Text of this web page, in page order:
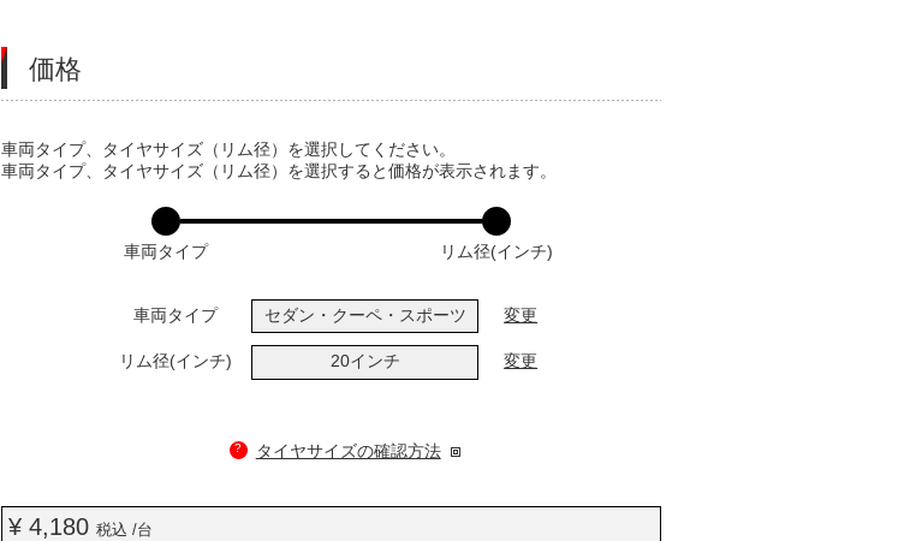
価格
VARIATIONS
車両タイプ、タイヤサイズ（リム径）を選択してください。
車両タイプ、タイヤサイズ（リム径）を選択すると価格が表示されます。
車両タイプ リム径(インチ)
車両タイプ セダン・クーペ・スポーツ 変更
リム径(インチ) 20インチ 変更
? タイヤサイズの確認方法
¥ 4,180税込 /台